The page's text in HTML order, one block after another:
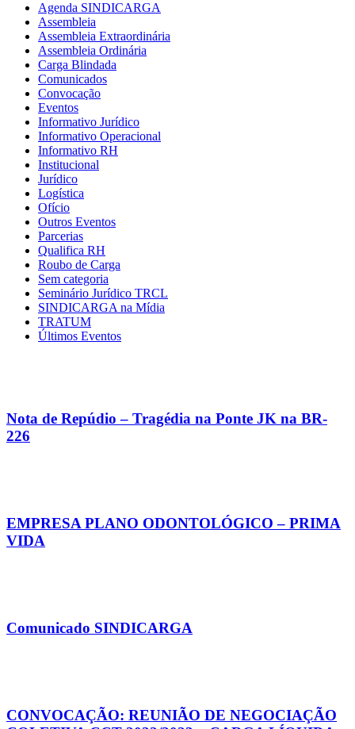
Agenda SINDICARGA
Assembleia
Assembleia Extraordinária
Assembleia Ordinária
Carga Blindada
Comunicados
Convocação
Eventos
Informativo Jurídico
Informativo Operacional
Informativo RH
Institucional
Jurídico
Logística
Ofício
Outros Eventos
Parcerias
Qualifica RH
Roubo de Carga
Sem categoria
Seminário Jurídico TRCL
SINDICARGA na Mídia
TRATUM
Últimos Eventos
Nota de Repúdio – Tragédia na Ponte JK na BR-
226
EMPRESA PLANO ODONTOLÓGICO – PRIMA
VIDA
Comunicado SINDICARGA
CONVOCAÇÃO: REUNIÃO DE NEGOCIAÇÃO